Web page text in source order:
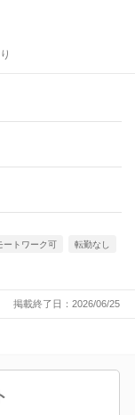
ートワーク可 転勤なし
掲載終了日：2026/06/25